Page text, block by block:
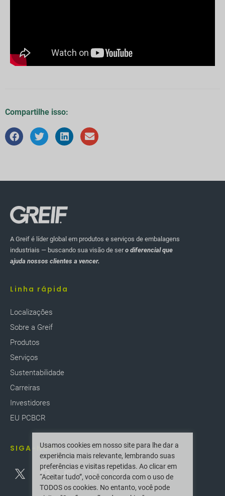
Compartilhe isso:
A Greif é líder global em produtos e serviços de embalagens
industriais — buscando sua visão de sero diferencial que
ajuda nossos clientes a vencer.
Linha rápida
Localizaçôes
Sobre a Greif
Produtos
Serviços
Sustentabilidade
Carreiras
Investidores
EU PCBCR
SIGA-NOSUsamos cookies em nosso site para lhe dar a
experiência mais relevante, lembrando suas
preferências e visitas repetidas. Ao clicar em
“Aceitar tudo”, você concorda com o uso de
TODOS os cookies. No entanto, você pode